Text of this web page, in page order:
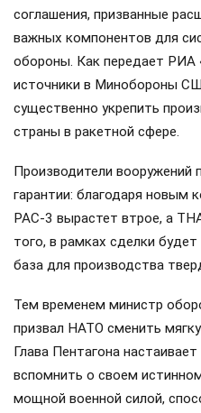
соглашения, призванные
важных компонентов для
обороны. Как передает РИА
источники в Минобороны
существенно укрепить
страны в ракетной сфере.
Производители вооружений
гарантии: благодаря новым
PAC-3 вырастет втрое, а
того, в рамках сделки
база для производства
Тем временем министр
призвал НАТО сменить
Глава Пентагона
вспомнить о своем
мощной военной силой,